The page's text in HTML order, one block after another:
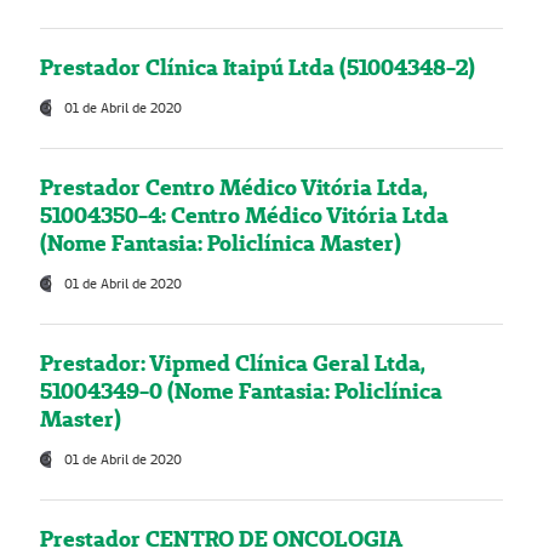
Prestador Clínica Itaipú Ltda (51004348-2)
01 de Abril de 2020
Prestador Centro Médico Vitória Ltda,
51004350-4: Centro Médico Vitória Ltda
(Nome Fantasia: Policlínica Master)
01 de Abril de 2020
Prestador: Vipmed Clínica Geral Ltda,
51004349-0 (Nome Fantasia: Policlínica
Master)
01 de Abril de 2020
Prestador CENTRO DE ONCOLOGIA